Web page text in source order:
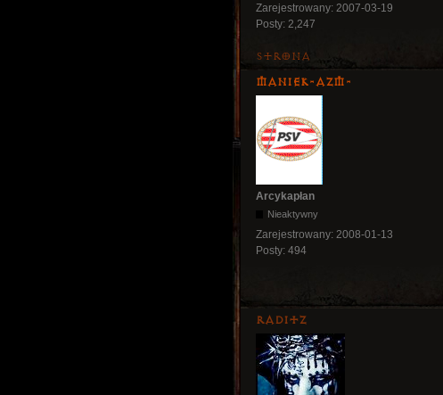
Zarejestrowany: 2007-03-19
Posty: 2,247
Strona
Maniek-AZM-
Arcykapłan
Nieaktywny
Zarejestrowany: 2008-01-13
Posty: 494
Raditz